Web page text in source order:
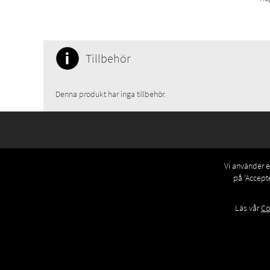
Tillbehör
Denna produkt har inga tillbehör.
Vi använder
på
Läs vår